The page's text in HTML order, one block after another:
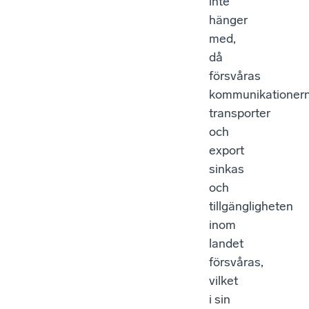
hänger
med,
då
försvåras
transporter
och
export
sinkas
och
tillgängligheten
inom
landet
försvåras,
vilket
i sin